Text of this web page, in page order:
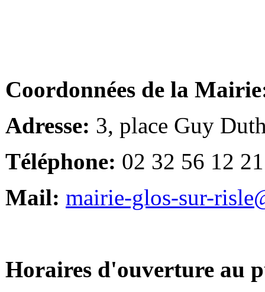
Coordonnées de la
Adresse: 3, place Guy
Téléphone: 02 32 56 12 21
Mail: mairie-glos-sur-
Horaires d'ouverture au